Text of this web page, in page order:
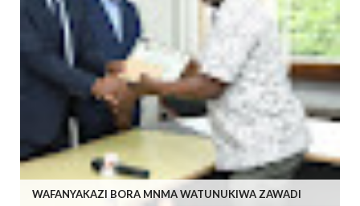
WAFANYAKAZI BORA MNMA WATUNUKIWA ZAWADI